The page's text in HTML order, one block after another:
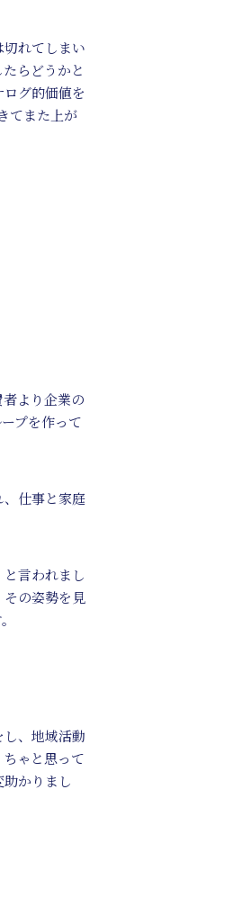
れてしまい
らどうかと
グ的価値を
てまた上が
より企業の
プを作って
仕事と家庭
言われまし
の姿勢を見
、地域活動
ゃと思って
かりまし